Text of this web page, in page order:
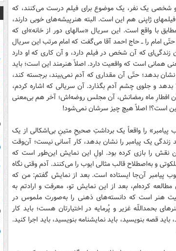
و شخصی یک نفر، یک موضوع برای فیلم درست می‌کنند، که
ژاپنی هم این است. البته هنرپیشه‌های خوبی دارند،
با واقع است. این سریال «سالهای دور از خانه»ای که
امام را ــ حاج احمد آقا می‌گفت که امام مرتب این سریال
زندگی‌ای که آن شخص در فیلم دارد، و آن کاری که او دارد
همانی است که واقعیت دارد. اصلاً هنرمند این است؛ باید
بدهد؛ حتّی آن مقداری که آدم نمی‌بیند، برجسته کند،
بدهد و جلوی چشم آدم بگذارد. آن سریالی که اشاره کردم،
افطارِ ماه رمضانش، آن مجلس روضه‌اش؛ آخر هم بی‌معنی
این است؟! اصلاً هیچ چیز سرشان نمی‌شود!
پیامبر» را واقعاً یک برداشتِ صحیحِ متینِ بی‌اشکالی از یک
زندگی یک پیامبر را نشان بدهد، کار آسانی نیست؛ آن‌وقت
نقش را بازی کرده بود. اولِ این نمایش این‌طور است که
و به‌اصطلاح قالب مثالی ایوب را می‌کنند. آدم وقتی نگاه
پیامبر آن‌جا ایستاده است. بعد از نمایش گفتم: من که
کرده‌ام، بعد از این نمایش تو، معرفت و ارادتم به
هنر است که دانسته‌های ذهنی را به‌صورت ملموس در
بحمداللّه غزیر و پُرمایه در اختیارتان هست؛ باید کار
باید قصه بنویسید، باید نمایشنامه بنویسید، باید اجرا کنید.